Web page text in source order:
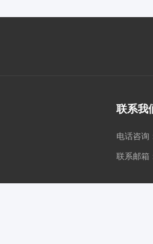
联系我
电话咨询
联系邮箱